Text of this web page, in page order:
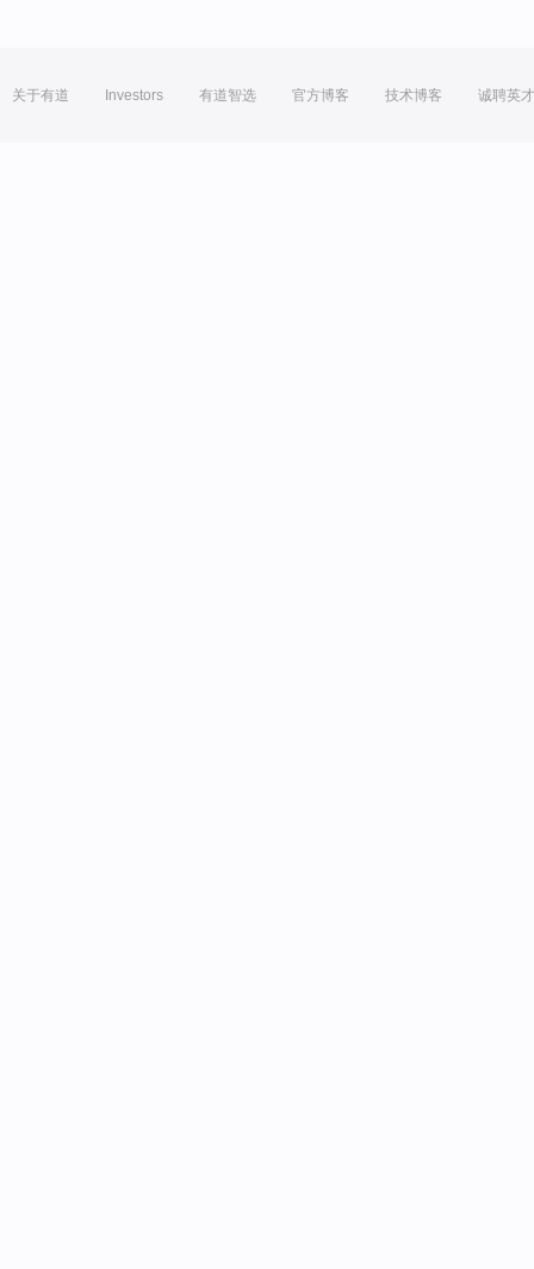
关于有道 Investors 有道智选 官方博客 技术博客 诚聘英才